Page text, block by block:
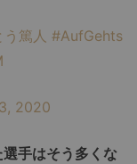
篤人 #AufGehts
2020
手はそう多くな